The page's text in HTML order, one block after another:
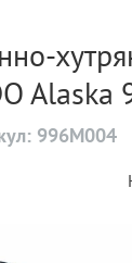
996M004